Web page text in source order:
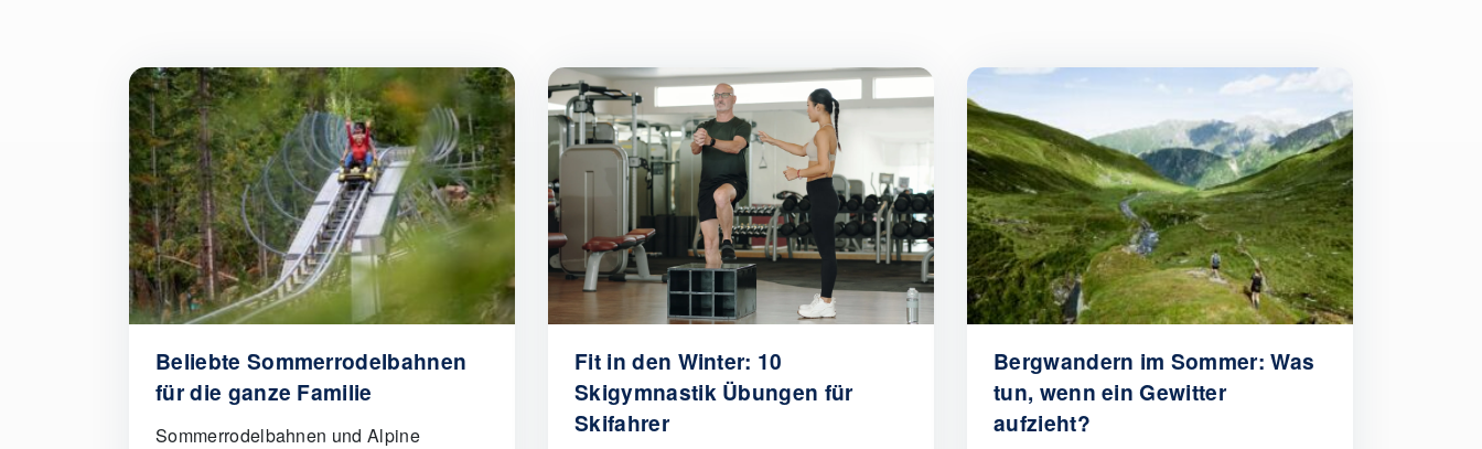
Beliebte Sommerrodelbahnen
für die ganze Familie
Sommerrodelbahnen und Alpine
Fit in den Winter: 10
Skigymnastik Übungen für
Skifahrer
Bergwandern im Sommer: Was
tun, wenn ein Gewitter
aufzieht?